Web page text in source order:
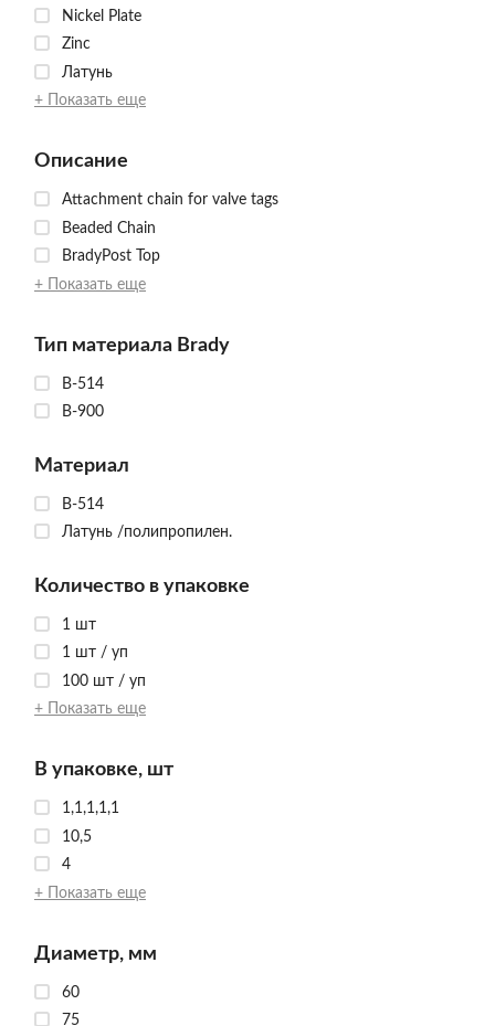
Nickel Plate
Zinc
Латунь
+ Показать еще
Описание
Attachment chain for valve tags
Beaded Chain
BradyPost Top
+ Показать еще
Тип материала Brady
B-514
B-900
Материал
B-514
Латунь /полипропилен.
Количество в упаковке
1 шт
1 шт / уп
100 шт / уп
+ Показать еще
В упаковке, шт
1,1,1,1,1
10,5
4
+ Показать еще
Диаметр, мм
60
75